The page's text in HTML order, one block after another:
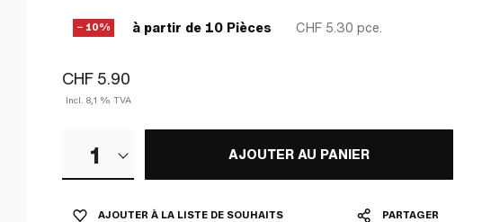
− 10% à partir de 10 Pièces CHF 5.30 pce.
CHF 5.90
Incl. 8,1 % TVA
1 AJOUTER AU PANIER
AJOUTER À LA LISTE DE SOUHAITS PARTAGER